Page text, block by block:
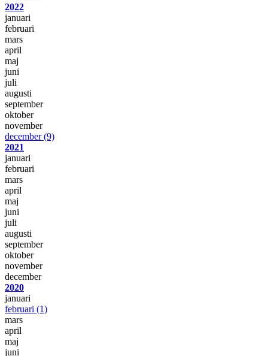
2022
januari
februari
mars
april
maj
juni
juli
augusti
september
oktober
november
december(9)
2021
januari
februari
mars
april
maj
juni
juli
augusti
september
oktober
november
december
2020
januari
februari (1)
mars
april
maj
juni